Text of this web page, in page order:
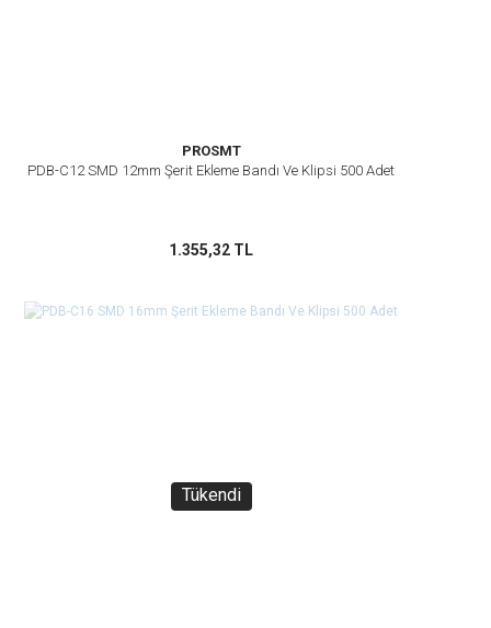
PROSMT
PDB-C12 SMD 12mm Şerit Ekleme Bandı Ve Klipsi 500 Adet
1.355,32 TL
Tükendi